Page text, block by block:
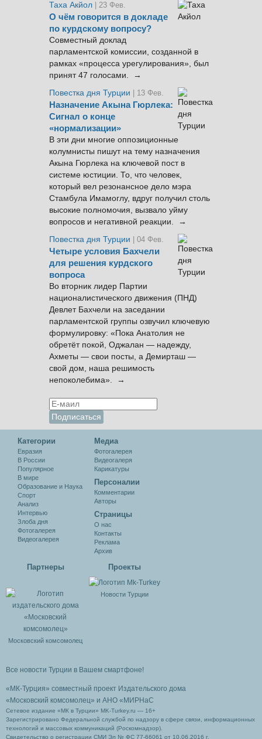
Таха Акйол | 23 Фев.
О чём говорится в докладе
по курдскому вопросу?
Совместный доклад
парламентской комиссии, созданной в
рамках «процесса урегулирования», был
принят 47 голосами. →
Повестка дня Турции
| 13 Фев.
Назначение Акына Гюрлека:
Сигнал о конце
«нормализации»
В эти дни многие оппозиционные
колумнисты пишут на тему назначения
Акына Гюрлека на ключевой пост в
системе юстиции. То, что человек,
который вел резонансное дело мэра
Стамбула Имамоглу, вдруг получил столь
высокие полномочия, вызвало уйму
вопросов и негативной реакции. →
Повестка дня Турции
| 04 Фев.
Четыре условия Бахчели
для решения курдского
вопроса
Во вторник лидер Партии
националистического движения (ПНД)
Девлет Бахчели на заседании
парламентской группы озвучил ключевую
формулировку: «Пока Анатолия не
обретёт покой, Оджалан — надежду,
Ахметы — свои посты, а Демирташ —
свой дом, наша решимость
непоколебима». →
Категории
Евразия
В России
Популярное
В мире
Образование и Наука
Спорт
Анализ
Интервью
Злоба дня
Фотогалерея
Видеогалерея
Медиа
Фотогалерея
Видеогалеря
Карикатуры
Персоналии
Комментарии
Авторы
Cтраницы
О нас
Контакты
Реклама
Архив
Партнеры
Московский комсомолец
Проекты
Новости Турции
Все новости Турции в Вашем смартфоне!
«МК-Турция» совместный проект Издательского дома
«Московский комсомолец» и АНО «МИРНаС
Сетевое издание «МК в Турции» MK-Turkey.ru — 16+
Зарегистрировано Федеральной службой по надзору в сфере связи, информационных
технологий и массовых коммуникаций (Роскомнадзор).
Свидетельство о регистрации СМИ Эл № ФС 77-66061 от 10.06.2016 г.